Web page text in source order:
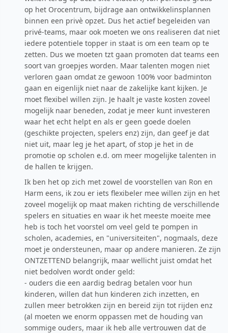
op het Orocentrum, bijdrage aan ontwikkelinsplannen
binnen een privè opzet. Dus het actief begeleiden van
privé-teams, maar ook moeten we ons realiseren dat niet
iedere potentiele topper in staat is om een team op te
zetten. Dus we moeten tzt gaan promoten dat teams een
soort van groepjes worden. Maar talenten mogen niet
verloren gaan omdat ze gewoon 100% voor badminton
gaan en eigenlijk niet naar de zakelijke kant kijken. Je
moet flexibel willen zijn. Je haalt je vaste kosten zoveel
mogelijk naar beneden, zodat je meer kunt investeren
waar het echt helpt en als er geen goede doelen
(geschikte projecten, spelers enz) zijn, dan geef je dat
niet uit, maar leg je het apart, of stop je het in de
promotie op scholen e.d. om meer mogelijke talenten in
de hallen te krijgen.
Ik ben het op zich met zowel de voorstellen van Ron en
Harm eens, ik zou er iets flexibeler mee willen zijn en het
zoveel mogelijk op maat maken richting de verschillende
spelers en situaties en waar ik het meeste moeite mee
heb is toch het voorstel om veel geld te pompen in
scholen, academies, en "universiteiten", nogmaals, deze
moet je ondersteunen, maar op andere manieren. Ze zijn
ONTZETTEND belangrijk, maar wellicht juist omdat het
niet bedolven wordt onder geld:
- ouders die een aardig bedrag betalen voor hun
kinderen, willen dat hun kinderen zich inzetten, en
zullen meer betrokken zijn en bereid zijn tot rijden enz
(al moeten we enorm oppassen met de houding van
sommige ouders, maar ik heb alle vertrouwen dat de